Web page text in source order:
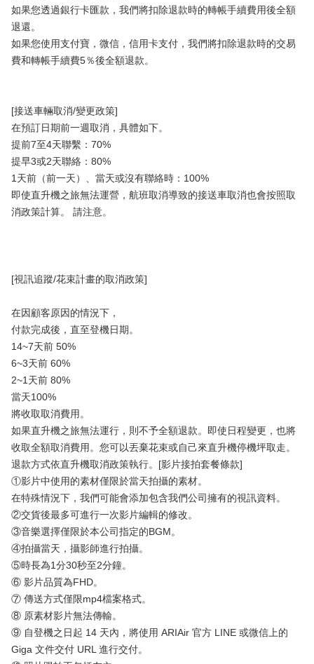
如果您透過銀行卡匯款，我們將扣除退款時的轉帳手續費用後全額
退還。
如果您使用支付寶，微信，信用卡支付，我們將扣除退款時的交易
費和轉帳手續費5％後全額退款。
[接送車輛取消/變更政策]
在預訂日期前一週取消，具體如下。
提前7至4天聯繫：70%
提早3或2天聯絡：80%
1天前（前一天）、當天或沒有聯絡時：100%
即使直升機之旅無法運營，航班取消導致的接送車取消也會按照取
消政策計算。 請注意。
[視訊追蹤/花束計畫的取消政策]
在因顧客原因的情況下，
付款完成後，直至登機日期。
14~7天前 50%
6~3天前 60%
2~1天前 80%
當天100%
將收取取消費用。
如果直升機之旅無法運行，則不予全額退款。即使日程變更，也將
收取全額取消費用。您可以丟棄花束或自己來直升機停機坪取走。
退款方式依直升機取消政策執行。[影片接拍套餐條款]
①影片中使用的素材僅限於當天拍攝的素材。
在特殊情況下，我們可能會添加包含我們公司擁有的視訊資料。
②交貨後最多可進行一次影片編輯的修改。
③音樂選擇僅限於本公司指定的BGM。
④拍攝當天，攝影師進行拍攝。
⑤時長為1分30秒至2分鐘。
⑥ 影片品質為FHD。
⑦ 傳送方式僅限mp4檔案格式。
⑧ 原素材影片無法傳輸。
⑨ 自登機之日起 14 天內，將使用 ARIAir 官方 LINE 或微信上的
Giga 文件交付 URL 進行交付。